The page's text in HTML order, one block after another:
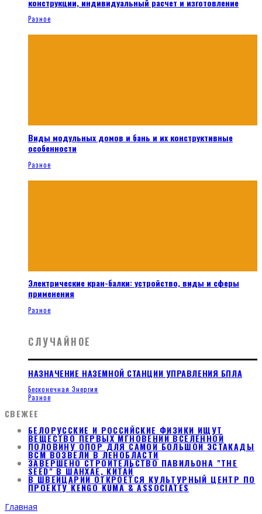
конструкции, индивидуальный расчет и изготовление
Разное
Виды модульных домов и бань и их конструктивные
особенности
Разное
Электрические кран-балки: устройство, виды и сферы
применения
Разное
СЛУЧАЙНОЕ
НАЗНАЧЕНИЕ НАЗЕМНОЙ СТАНЦИИ УПРАВЛЕНИЯ БПЛА
Бесконечная Энергия
Разное
СВЕЖЕЕ
БЕЛОРУССКИЕ И РОССИЙСКИЕ ФИЗИКИ ИЩУТ
ВЕЩЕСТВО ПЕРВЫХ МГНОВЕНИЙ ВСЕЛЕННОЙ
ПОЛОВИНУ ОПОР ДЛЯ САМОЙ БОЛЬШОЙ ЭСТАКАДЫ
ВСМ ВОЗВЕЛИ В ЛЕНОБЛАСТИ
ЗАВЕРШЕНО СТРОИТЕЛЬСТВО ПАВИЛЬОНА "THE
SEED" В ШАНХАЕ, КИТАЙ
В ШВЕЙЦАРИИ ОТКРОЕТСЯ КУЛЬТУРНЫЙ ЦЕНТР ПО
ПРОЕКТУ KENGO KUMA & ASSOCIATES
Главная